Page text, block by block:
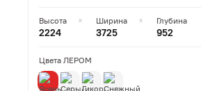
Высота
2224
Ширина
3725
Глубина
952
Цвета ЛЕРОМ